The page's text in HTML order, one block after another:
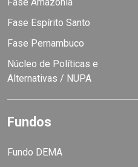
Fase Espírito Santo
Fase Pernambuco
Núcleo de Políticas e
Alternativas / NUPA
Fundos
Fundo DEMA